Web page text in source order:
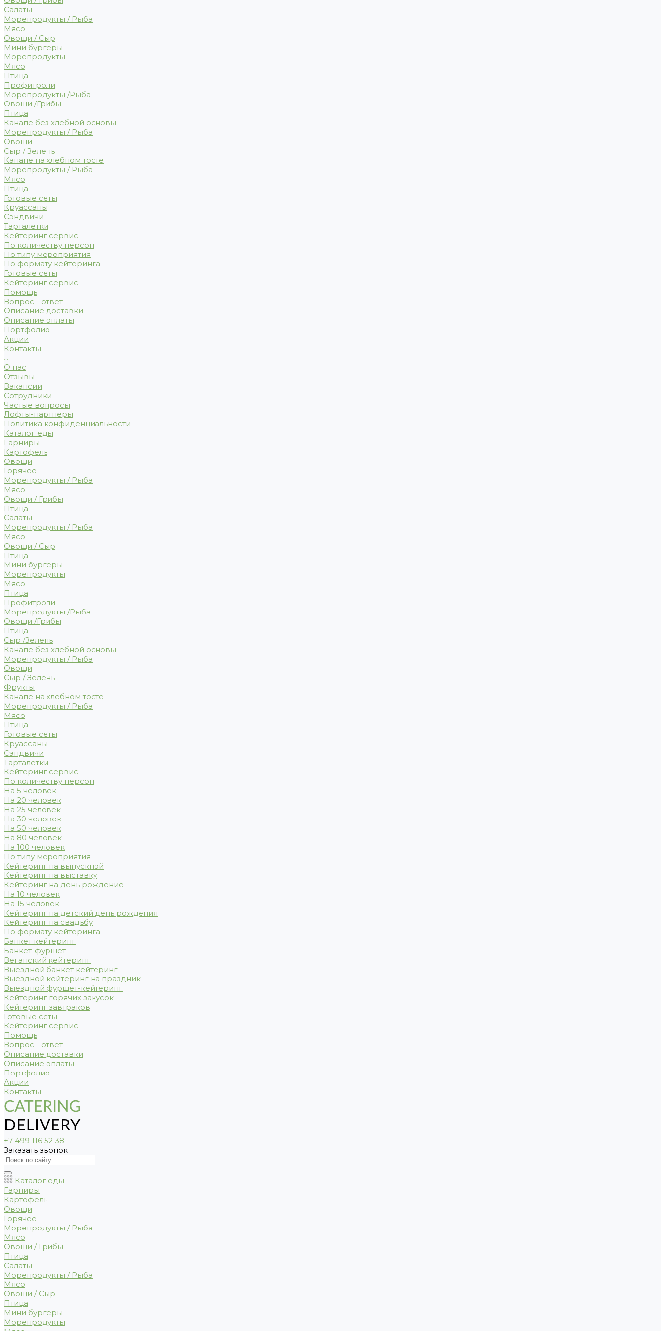
Салаты
Морепродукты / Рыба
Мясо
Овощи / Сыр
Мини бургеры
Морепродукты
Мясо
Птица
Профитроли
Морепродукты /Рыба
Овощи /Грибы
Птица
Канапе без хлебной основы
Морепродукты / Рыба
Овощи
Сыр / Зелень
Канапе на хлебном тосте
Морепродукты / Рыба
Мясо
Птица
Готовые сеты
Круассаны
Сэндвичи
Тарталетки
Кейтеринг сервис
По количеству персон
По типу мероприятия
По формату кейтеринга
Готовые сеты
Кейтеринг сервис
Помощь
Вопрос - ответ
Описание доставки
Описание оплаты
Портфолио
Акции
Контакты
...
О нас
Отзывы
Вакансии
Сотрудники
Частые вопросы
Лофты-партнеры
Политика конфиденциальности
Каталог еды
Гарниры
Картофель
Овощи
Горячее
Морепродукты / Рыба
Мясо
Овощи / Грибы
Птица
Салаты
Морепродукты / Рыба
Мясо
Овощи / Сыр
Птица
Мини бургеры
Морепродукты
Мясо
Птица
Профитроли
Морепродукты /Рыба
Овощи /Грибы
Птица
Сыр /Зелень
Канапе без хлебной основы
Морепродукты / Рыба
Овощи
Сыр / Зелень
Фрукты
Канапе на хлебном тосте
Морепродукты / Рыба
Мясо
Птица
Готовые сеты
Круассаны
Сэндвичи
Тарталетки
Кейтеринг сервис
По количеству персон
На 5 человек
На 20 человек
На 25 человек
На 30 человек
На 50 человек
На 80 человек
На 100 человек
По типу мероприятия
Кейтеринг на выпускной
Кейтеринг на выставку
Кейтеринг на день рождение
На 10 человек
На 15 человек
Кейтеринг на детский день рождения
Кейтеринг на свадьбу
По формату кейтеринга
Банкет кейтеринг
Банкет-фуршет
Веганский кейтеринг
Выездной банкет кейтеринг
Выездной кейтеринг на праздник
Выездной фуршет-кейтеринг
Кейтеринг горячих закусок
Кейтеринг завтраков
Готовые сеты
Кейтеринг сервис
Помощь
Вопрос - ответ
Описание доставки
Описание оплаты
Портфолио
Акции
Контакты
+7 499 116 52 38
Заказать звонок
Каталог еды
Гарниры
Картофель
Овощи
Горячее
Морепродукты / Рыба
Мясо
Овощи / Грибы
Птица
Салаты
Морепродукты / Рыба
Мясо
Овощи / Сыр
Птица
Мини бургеры
Морепродукты